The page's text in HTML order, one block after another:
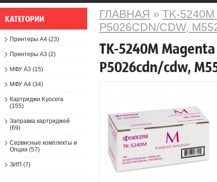
КАТЕГОРИИ
Принтеры А4 (23)
Принтеры А3 (2)
МФУ А3 (15)
МФУ А4 (34)
Картриджи Kyocera
(155)
Заправка картриджей
(69)
Сервисные комплекты и
Опции (57)
ЗИП (7)
ГЛАВНАЯ » TK-
P5026CDN/CDW,
TK-5240M
P5026cdn/cdw,